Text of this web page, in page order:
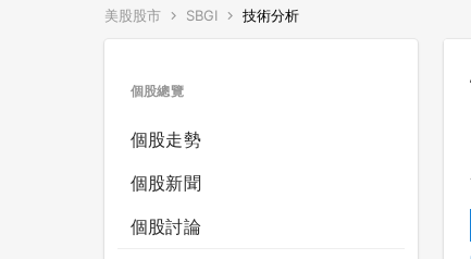
美股股市 SBGI 技術分析
個股總覽
個股走勢
個股新聞
個股討論